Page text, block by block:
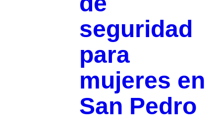
seguridad
para
mujeres en
San Pedro